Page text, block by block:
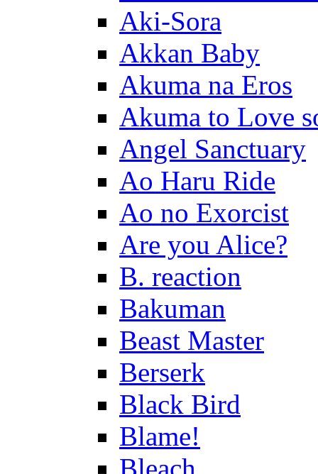
Aki-Sora
Akkan Baby
Akuma na Eros
Akuma to Love
Angel Sanctuary
Ao Haru Ride
Ao no Exorcist
Are you Alice?
B. reaction
Bakuman
Beast Master
Berserk
Black Bird
Blame!
Bleach